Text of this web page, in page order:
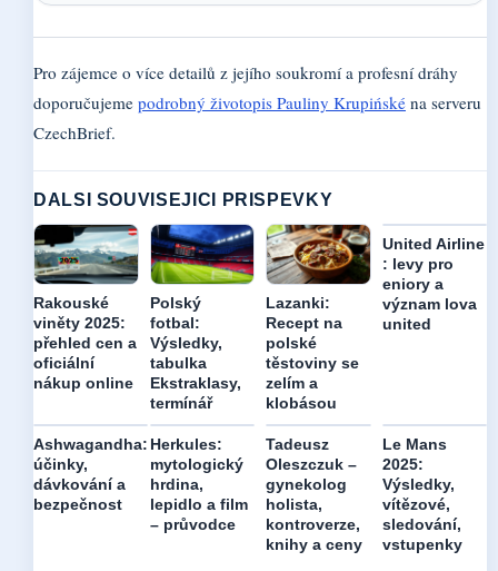
Pro zájemce o více detailů z jejího soukromí a profesní dráhy
doporučujeme podrobný životopis Pauliny Krupińské na serveru
CzechBrief.
DALSI SOUVISEJICI PRISPEVKY
Rakouské
viněty 2025:
přehled cen a
oficiální
nákup online
Polský
fotbal:
Výsledky,
tabulka
Ekstraklasy,
termínář
Lazanki:
Recept na
polské
těstoviny se
zelím a
klobásou
United Airline
: levy pro
eniory a
význam lova
united
Ashwagandha:
účinky,
dávkování a
bezpečnost
Herkules:
mytologický
hrdina,
lepidlo a film
– průvodce
Tadeusz
Oleszczuk –
gynekolog
holista,
kontroverze,
knihy a ceny
Le Mans
2025:
Výsledky,
vítězové,
sledování,
vstupenky